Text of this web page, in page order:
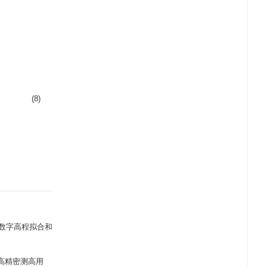
(8)
字高程拟合和
精密测高用